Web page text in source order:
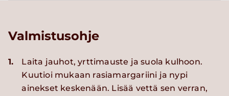
Valmistusohje
1.
Laita jauhot, yrttimauste ja suola kulhoon.
Kuutioi mukaan rasiamargariini ja nypi
ainekset keskenään. Lisää vettä sen verran,